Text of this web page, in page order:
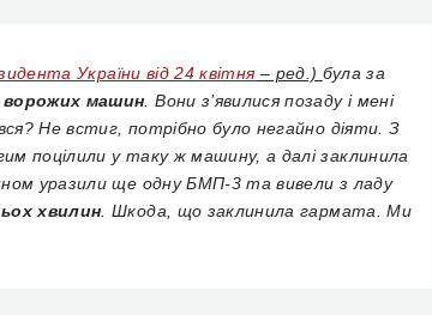
України від 24 квітня– ред.) була за
машин . Вони з’явилися позаду і мені
Не встиг, потрібно було негайно діяти. З
поцілили у таку ж машину, а далі заклинила
уразили ще одну БМП-3 та вивели з ладу
хвилин . Шкода, що заклинила гармата. Ми